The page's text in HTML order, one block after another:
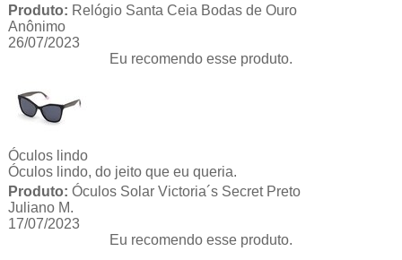
Produto: Relógio Santa Ceia Bodas de Ouro
Anônimo
26/07/2023
Eu recomendo esse produto.
Óculos lindo
Óculos lindo, do jeito que eu queria.
Produto: Óculos Solar Victoria´s Secret Preto
Juliano M.
17/07/2023
Eu recomendo esse produto.